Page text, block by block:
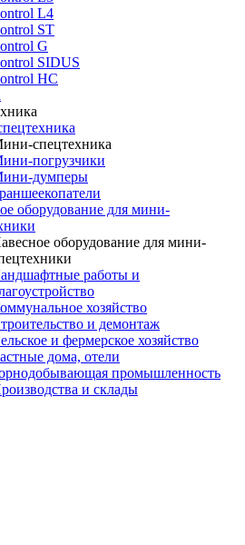
L4
ST
G
SIDUS
HC
спецтехника
погрузчики
думперы
оборудование для мини-
оборудование для мини-
работы и
хозяйство
и демонтаж
и фермерское хозяйство
дома, отели
промышленность
и склады